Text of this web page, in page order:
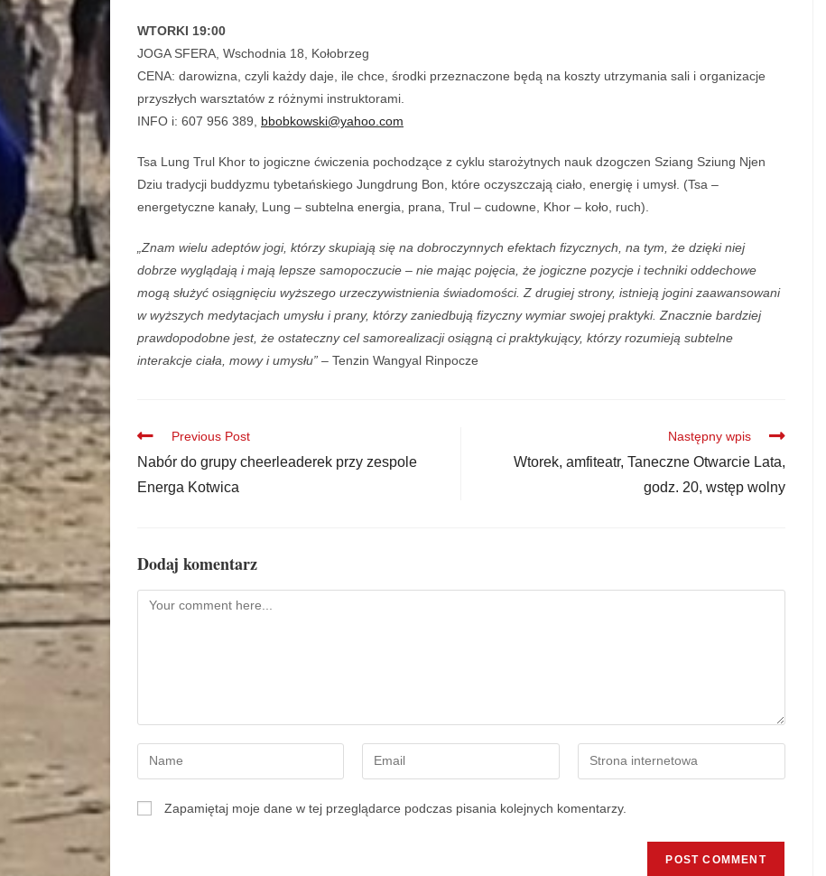
WTORKI 19:00
JOGA SFERA, Wschodnia 18, Kołobrzeg
CENA: darowizna, czyli każdy daje, ile chce, środki przeznaczone będą na koszty utrzymania sali i organizacje
przyszłych warsztatów z różnymi instruktorami.
INFO i: 607 956 389, bbobkowski@yahoo.com
Tsa Lung Trul Khor to jogiczne ćwiczenia pochodzące z cyklu starożytnych nauk dzogczen Sziang Sziung Njen
Dziu tradycji buddyzmu tybetańskiego Jungdrung Bon, które oczyszczają ciało, energię i umysł. (Tsa –
energetyczne kanały, Lung – subtelna energia, prana, Trul – cudowne, Khor – koło, ruch).
„Znam wielu adeptów jogi, którzy skupiają się na dobroczynnych efektach fizycznych, na tym, że dzięki niej
dobrze wyglądają i mają lepsze samopoczucie – nie mając pojęcia, że jogiczne pozycje i techniki oddechowe
mogą służyć osiągnięciu wyższego urzeczywistnienia świadomości. Z drugiej strony, istnieją jogini zaawansowani
w wyższych medytacjach umysłu i prany, którzy zaniedbują fizyczny wymiar swojej praktyki. Znacznie bardziej
prawdopodobne jest, że ostateczny cel samorealizacji osiągną ci praktykujący, którzy rozumieją subtelne
interakcje ciała, mowy i umysłu” – Tenzin Wangyal Rinpocze
Previous Post
Nabór do grupy cheerleaderek przy zespole
Energa Kotwica
Następny wpis
Wtorek, amfiteatr, Taneczne Otwarcie Lata,
godz. 20, wstęp wolny
Dodaj komentarz
Zapamiętaj moje dane w tej przeglądarce podczas pisania kolejnych komentarzy.